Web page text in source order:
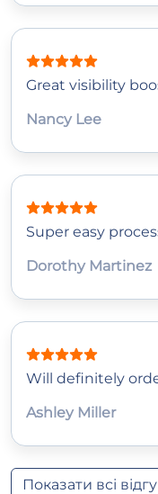
Great visibility
Nancy Lee
Super easy
Dorothy Martinez
Will definitely
Ashley Miller
Показати всі